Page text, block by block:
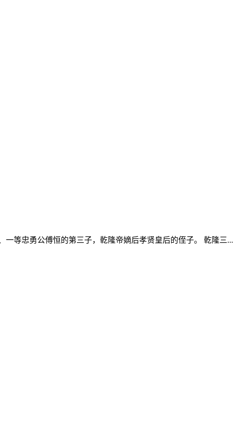
等忠勇公傅恒的第三子，乾隆帝嫡后孝贤皇后的侄子。 乾隆三...